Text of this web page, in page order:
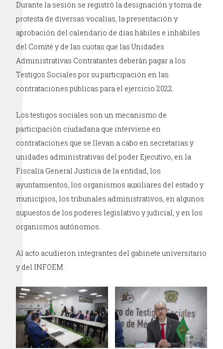
Durante la sesión se registró la designación y toma de
protesta de diversas vocalías, la presentación y
aprobación del calendario de días hábiles e inhábiles
del Comité y de las cuotas que las Unidades
Administrativas Contratantes deberán pagar a los
Testigos Sociales por su participación en las
contrataciones públicas para el ejercicio 2022.
Los testigos sociales son un mecanismo de
participación ciudadana que interviene en
contrataciones que se llevan a cabo en secretarias y
unidades administrativas del poder Ejecutivo, en la
Fiscalía General Justicia de la entidad, los
ayuntamientos, los organismos auxiliares del estado y
municipios, los tribunales administrativos, en algunos
supuestos de los poderes legislativo y judicial, y en los
organismos autónomos.
Al acto acudieron integrantes del gabinete universitario
y del INFOEM.